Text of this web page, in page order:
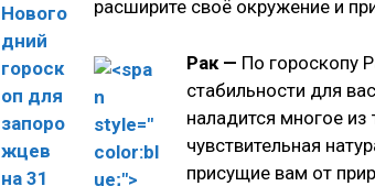
расширите своё окружение и
Рак — По гороскопу
стабильности для
наладится многое
чувствительная
присущие вам от